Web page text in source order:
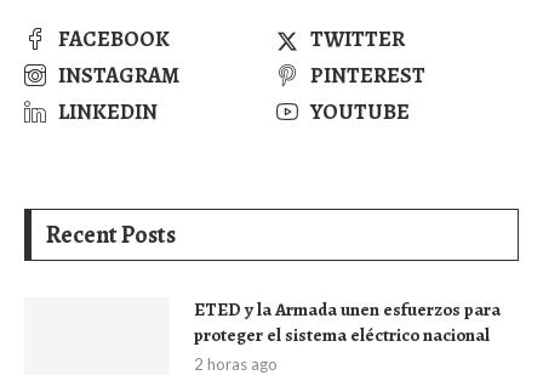
FACEBOOK
TWITTER
INSTAGRAM
PINTEREST
LINKEDIN
YOUTUBE
Recent Posts
ETED y la Armada unen esfuerzos para
proteger el sistema eléctrico nacional
2 horas ago